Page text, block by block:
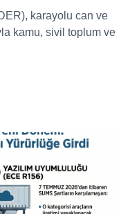
karayolu can ve
kamu, sivil toplum ve